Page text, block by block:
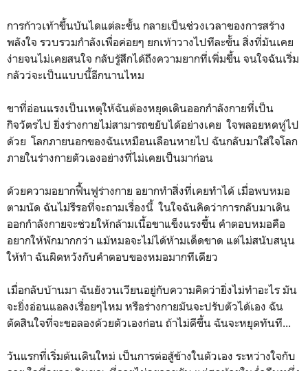
การก้าวเท้าขึ้นบันไดแต่ละขั้น กลายเป็นช่วงเวลาของการสร้าง
พลังใจ รวบรวมกำลังเพื่อค่อยๆ ยกเท้าวางไปทีละขั้น สิ่งที่มันเคย
ง่ายจนไม่เคยสนใจ กลับรู้สึกได้ถึงความยากที่เพิ่มขึ้น จนใจฉันเริ่ม
กลัวว่จะเป็นแบบนี้อีกนานไหม
ขาที่อ่อนแรงเป็นเหตุให้ฉันต้องหยุดเดินออกกำลังกายที่เป็น
กิจวัตรไป ยิ่งร่างกายไม่สามารถขยับได้อย่างเคย ใจพลอยหดหู่ไป
ด้วย โลกภายนอกของฉันเหมือนเลือนหายไป ฉันกลับมาใส่ใจโลก
ภายในร่างกายตัวเองอย่างที่ไม่เคยเป็นมาก่อน
ด้วยความอยากฟื้นฟูร่างกาย อยากทำสิ่งที่เคยทำได้ เมื่อพบหมอ
ตามนัด ฉันไม่รีรอที่จะถามเรื่องนี้ ในใจฉันคิดว่าการกลับมาเดิน
ออกกำลังกายจะช่วยให้กล้ามเนื้อขาแข็งแรงขึ้น คำตอบหมอคือ
อยากให้พักมากกว่า แม้หมอจะไม่ได้ห้ามเด็ดขาด แต่ไม่สนับสนุน
ให้ทำ ฉันผิดหวังกับคำตอบของหมอมากทีเดียว
เมื่อกลับบ้านมา ฉันยังวนเวียนอยู่กับความคิดว่ายิ่งไม่ทำอะไร มัน
จะยิ่งอ่อนแอลงเรื่อยๆไหม หรือร่างกายมันจะปรับตัวได้เอง ฉัน
ตัดสินใจที่จะขอลองด้วยตัวเองก่อน ถ้าไม่ดีขึ้น ฉันจะหยุดทันที...
วันแรกที่เริ่มต้นเดินใหม่ เป็นการต่อสู้ข้างในตัวเอง ระหว่างใจกับ